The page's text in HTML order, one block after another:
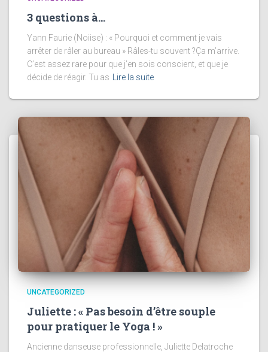
3 questions à…
Yann Faurie (Noiise) : « Pourquoi et comment je vais
arrêter de râler au bureau » Râles-tu souvent ?Ça m’arrive.
C’est assez rare pour que j’en sois conscient, et que je
décide de réagir. Tu as
Lire la suite
UNCATEGORIZED
Juliette : « Pas besoin d’être souple
pour pratiquer le Yoga ! »
Ancienne danseuse professionnelle, Juliette Delatroche